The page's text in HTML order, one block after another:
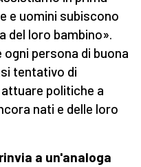
e uomini subiscono
del loro bambino».
persona di buona
tentativo di
politiche a
nati e delle loro
a un'analoga